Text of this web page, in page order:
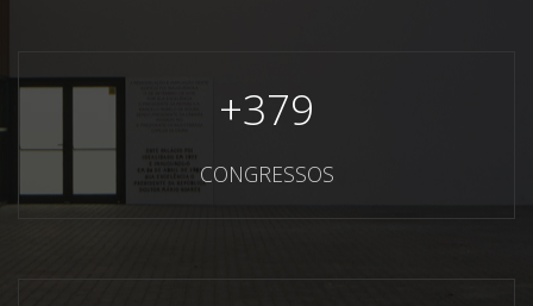
+379
CONGRESSOS